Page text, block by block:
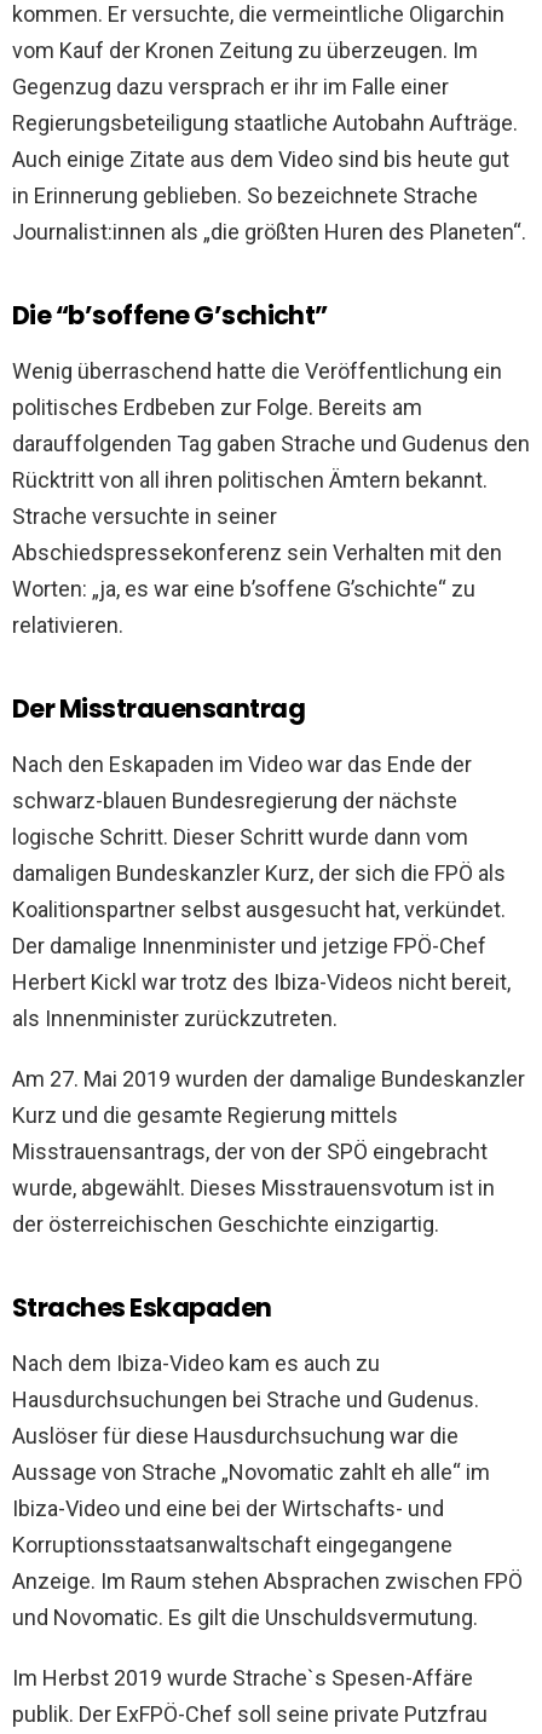
kommen. Er versuchte, die vermeintliche Oligarchin
vom Kauf der Kronen Zeitung zu überzeugen. Im
Gegenzug dazu versprach er ihr im Falle einer
Regierungsbeteiligung staatliche Autobahn Aufträge.
Auch einige Zitate aus dem Video sind bis heute gut
in Erinnerung geblieben. So bezeichnete Strache
Journalist:innen als „die größten Huren des Planeten“.
Die “b’soffene G’schicht”
Wenig überraschend hatte die Veröffentlichung ein
politisches Erdbeben zur Folge. Bereits am
darauffolgenden Tag gaben Strache und Gudenus den
Rücktritt von all ihren politischen Ämtern bekannt.
Strache versuchte in seiner
Abschiedspressekonferenz sein Verhalten mit den
Worten: „ja, es war eine b’soffene G’schichte“ zu
relativieren.
Der Misstrauensantrag
Nach den Eskapaden im Video war das Ende der
schwarz-blauen Bundesregierung der nächste
logische Schritt. Dieser Schritt wurde dann vom
damaligen Bundeskanzler Kurz, der sich die FPÖ als
Koalitionspartner selbst ausgesucht hat, verkündet.
Der damalige Innenminister und jetzige FPÖ-Chef
Herbert Kickl war trotz des Ibiza-Videos nicht bereit,
als Innenminister zurückzutreten.
Am 27. Mai 2019 wurden der damalige Bundeskanzler
Kurz und die gesamte Regierung mittels
Misstrauensantrags, der von der SPÖ eingebracht
wurde, abgewählt. Dieses Misstrauensvotum ist in
der österreichischen Geschichte einzigartig.
Straches Eskapaden
Nach dem Ibiza-Video kam es auch zu
Hausdurchsuchungen bei Strache und Gudenus.
Auslöser für diese Hausdurchsuchung war die
Aussage von Strache „Novomatic zahlt eh alle“ im
Ibiza-Video und eine bei der Wirtschafts- und
Korruptionsstaatsanwaltschaft eingegangene
Anzeige. Im Raum stehen Absprachen zwischen FPÖ
und Novomatic. Es gilt die Unschuldsvermutung.
Im Herbst 2019 wurde Strache`s Spesen-Affäre
publik. Der ExFPÖ-Chef soll seine private Putzfrau